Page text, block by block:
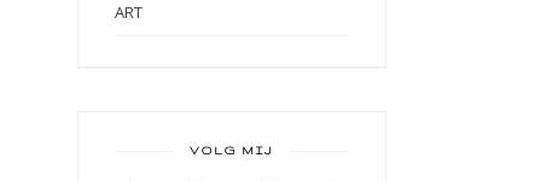
ART
VOLG MIJ